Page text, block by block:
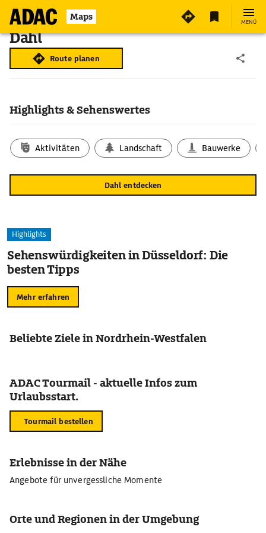
Maps MENÜ
Dahl
Route planen
Highlights & Sehenswertes
Aktivitäten Landschaft Bauwerke
Dahl entdecken
Highlights
Sehenswürdigkeiten in Düsseldorf: Die
besten Tipps
Mehr erfahren
Beliebte Ziele in Nordrhein-Westfalen
ADAC Tourmail - aktuelle Infos zum
Urlaubsstart.
Tourmail bestellen
Erlebnisse in der Nähe
Angebote für unvergessliche Momente
Orte und Regionen in der Umgebung